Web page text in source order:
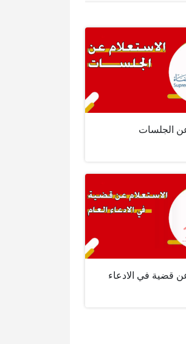
عن الجلسات‏
عن قضية في الادعاء